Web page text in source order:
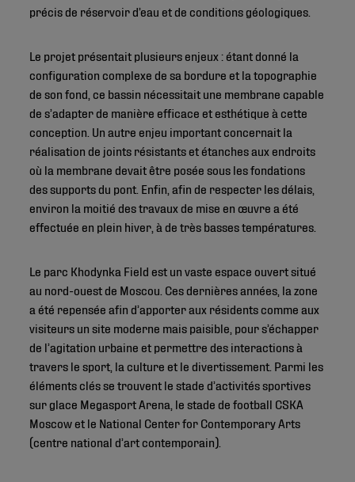
précis de réservoir d’eau et de conditions géologiques.
Le projet présentait plusieurs enjeux : étant donné la
configuration complexe de sa bordure et la topographie
de son fond, ce bassin nécessitait une membrane capable
de s’adapter de manière efficace et esthétique à cette
conception. Un autre enjeu important concernait la
réalisation de joints résistants et étanches aux endroits
où la membrane devait être posée sous les fondations
des supports du pont. Enfin, afin de respecter les délais,
environ la moitié des travaux de mise en œuvre a été
effectuée en plein hiver, à de très basses températures.
Le parc Khodynka Field est un vaste espace ouvert situé
au nord-ouest de Moscou. Ces dernières années, la zone
a été repensée afin d’apporter aux résidents comme aux
visiteurs un site moderne mais paisible, pour s’échapper
de l’agitation urbaine et permettre des interactions à
travers le sport, la culture et le divertissement. Parmi les
éléments clés se trouvent le stade d’activités sportives
sur glace Megasport Arena, le stade de football CSKA
Moscow et le National Center for Contemporary Arts
(centre national d’art contemporain).